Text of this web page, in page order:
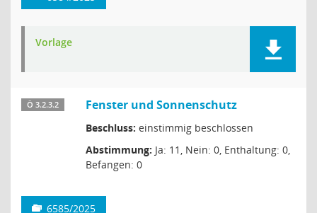
Vorlage
Ö 3.2.3.2 Fenster und Sonnenschutz
Beschluss: einstimmig beschlossen
Abstimmung: Ja: 11, Nein: 0, Enthaltung: 0,
Befangen: 0
6585/2025